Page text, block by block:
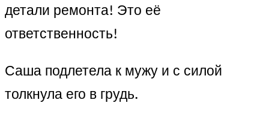
детали ремонта! Это её
ответственность!
Саша подлетела к мужу и с силой
толкнула его в грудь.